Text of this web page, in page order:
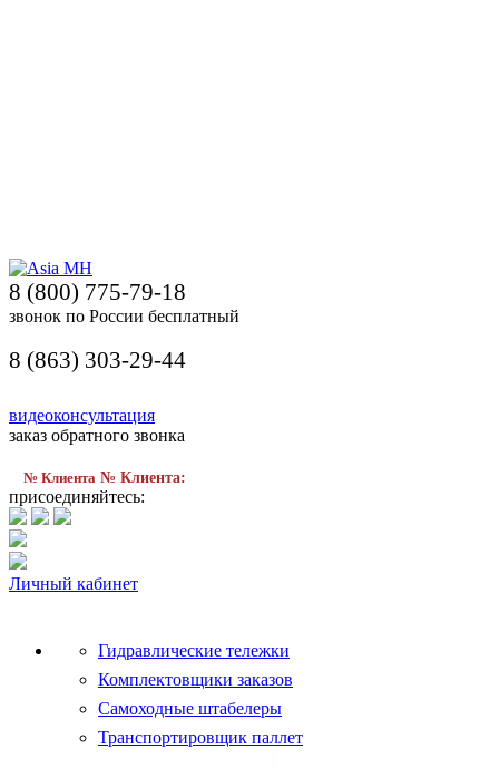
8 (800) 775-79-18
звонок по России бесплатный
8 (863) 303-29-44
видеоконсультация
заказ обратного звонка
№ Клиента № Клиента:
присоединяйтесь:
Личный кабинет
Гидравлические тележки
Комплектовщики заказов
Самоходные штабелеры
Транспортировщик паллет